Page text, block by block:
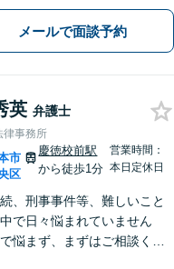
メールで面談予約
英 弁護士
律事務所
市
区
慶徳校前駅
から徒歩1分
営業時間：
本日定休日
、刑事事件等、難しいこと
で日々悩まれていません
悩まず、まずはご相談くだ